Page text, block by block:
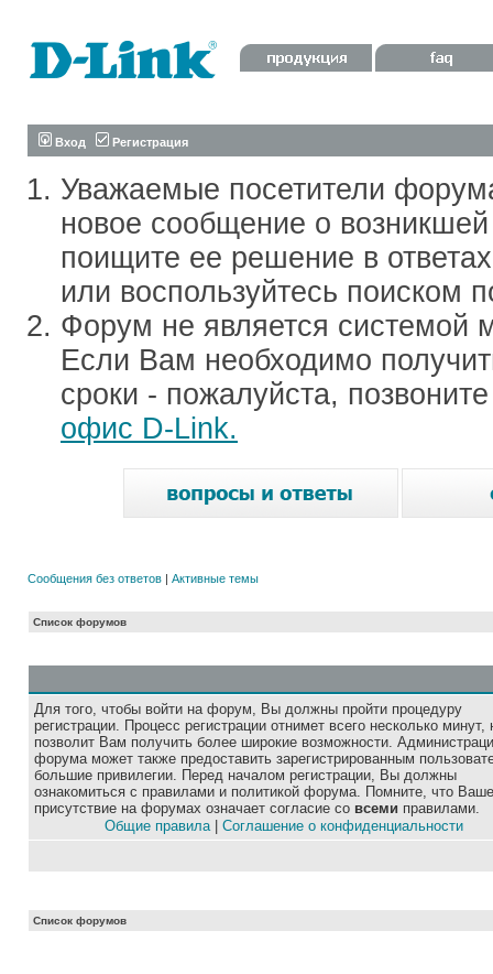
Вход Регистрация
Уважаемые посетители
новое сообщение о
поищите ее решение в
или воспользуйтесь поиском
Форум не является системой
Если Вам необходимо
сроки - пожалуйста,
офис D-Link.
Сообщения без ответов | Активные темы
Список форумов
Для того, чтобы войти на форум, Вы должны пройти процедуру
регистрации. Процесс регистрации отнимет всего несколько минут,
позволит Вам получить более широкие возможности.
форума может также предоставить зарегистрированным
большие привилегии. Перед началом регистрации, Вы должны
ознакомиться с правилами и политикой форума. Помните, что Ваше
присутствие на форумах означает согласие со всеми правилами.
Общие правила| Соглашение о конфиденциальности
Список форумов